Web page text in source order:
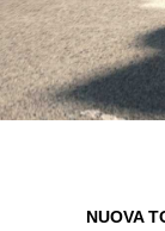
NUOVA